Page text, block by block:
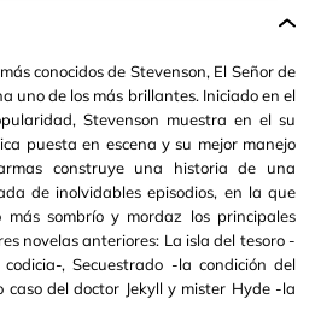
conocidos de Stevenson, El Señor de
uno de los más brillantes. Iniciado en el
Stevenson muestra en el su
puesta en escena y su mejor manejo
construye una historia de una
de inolvidables episodios, en la que
sombrío y mordaz los principales
novelas anteriores: La isla del tesoro -
, Secuestrado -la condición del
caso del doctor Jekyll y mister Hyde -la